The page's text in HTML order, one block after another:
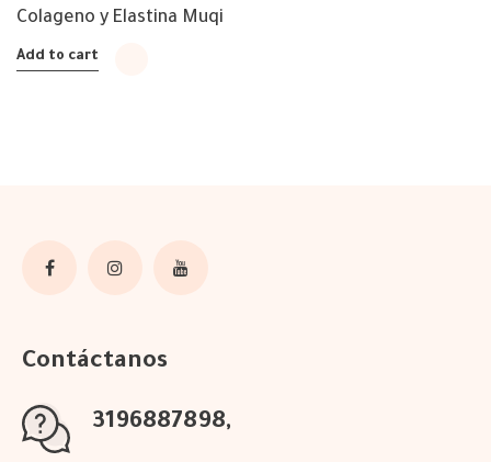
Colageno y Elastina Muqi
Add to cart
Contáctanos
3196887898